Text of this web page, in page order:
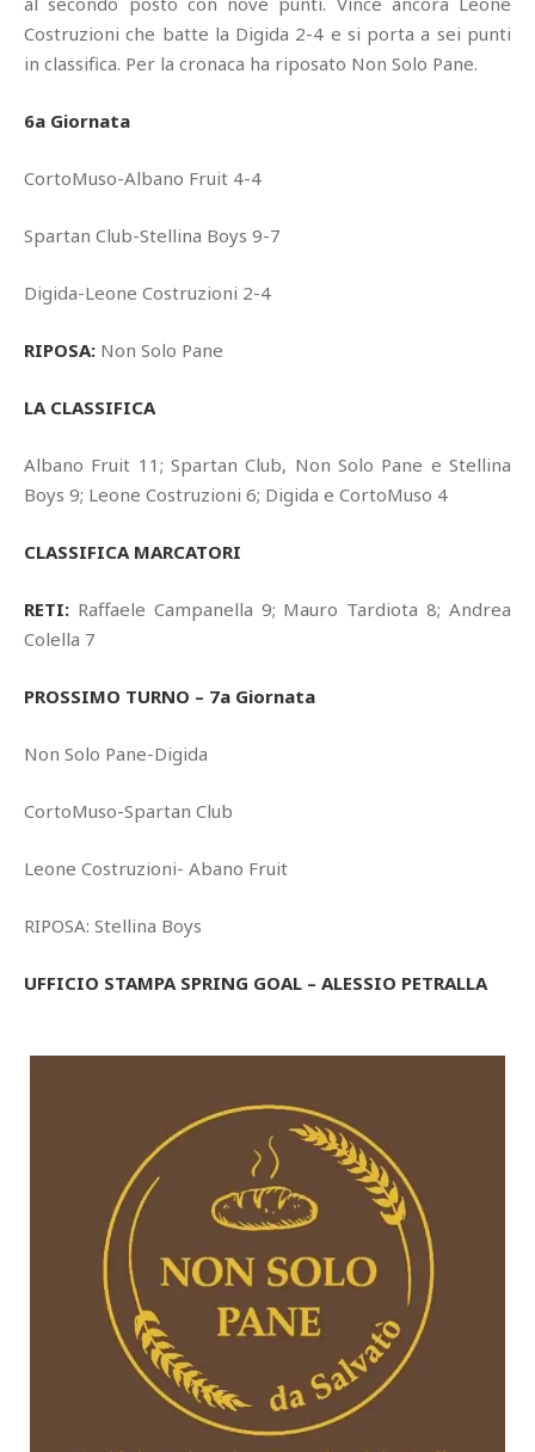
Costruzioni che batte la Digida 2-4 e si porta a sei punti
in classifica. Per la cronaca ha riposato Non Solo Pane.
6a Giornata
CortoMuso-Albano Fruit 4-4
Spartan Club-Stellina Boys 9-7
Digida-Leone Costruzioni 2-4
RIPOSA: Non Solo Pane
LA CLASSIFICA
Albano Fruit 11; Spartan Club, Non Solo Pane e Stellina
Boys 9; Leone Costruzioni 6; Digida e CortoMuso 4
CLASSIFICA MARCATORI
RETI: Raffaele Campanella 9; Mauro Tardiota 8; Andrea
Colella 7
PROSSIMO TURNO – 7a Giornata
Non Solo Pane-Digida
CortoMuso-Spartan Club
Leone Costruzioni- Abano Fruit
RIPOSA: Stellina Boys
UFFICIO STAMPA SPRING GOAL – ALESSIO PETRALLA